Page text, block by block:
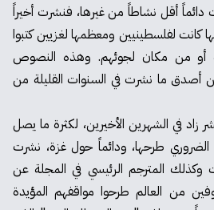
دائماً أقل نشاطاً من غيرها، فنشرت أخيراً
لفلسطينيين ومعظمها لغزيين كتبوا
أو من مكان لجوئهم. وهذه النصوص
أصدق ما نشرت في السنوات القليلة من
زاد في الشهرين الأخيرين، لكثرة ما يصل
طرحها، ودائماً حول غزة، نشرت
وكذلك المترجم الرئيسي في المجلة عن
من العالم طرحوا مواقفهم المؤيدة